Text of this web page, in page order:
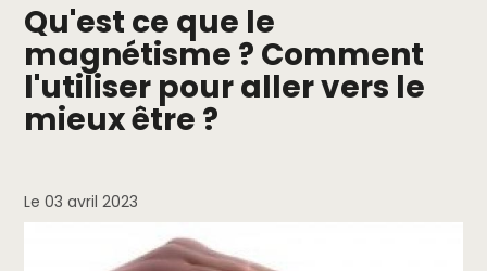
Qu'est ce que le
magnétisme ? Comment
l'utiliser pour aller vers le
mieux être ?
Le 03 avril 2023